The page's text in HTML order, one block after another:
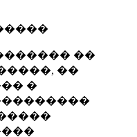
��
��
�